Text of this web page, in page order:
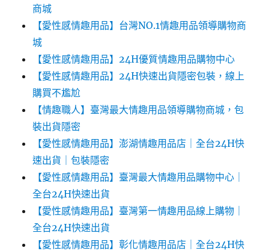
商城
【愛性感情趣用品】台灣NO.1情趣用品領導購物商
城
【愛性感情趣用品】24H優質情趣用品購物中心
【愛性感情趣用品】24H快速出貨隱密包裝，線上
購買不尷尬‎‎
【情趣職人】臺灣最大情趣用品領導購物商城，包
裝出貨隱密
【愛性感情趣用品】澎湖情趣用品店｜全台24H快
速出貨｜包裝隱密
【愛性感情趣用品】臺灣最大情趣用品購物中心｜
全台24H快速出貨
【愛性感情趣用品】臺灣第一情趣用品線上購物｜
全台24H快速出貨
【愛性感情趣用品】彰化情趣用品店｜全台24H快